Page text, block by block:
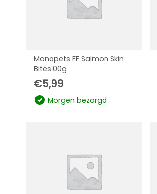
Monopets FF Salmon Skin
Bites100g
€5,99
Morgen bezorgd